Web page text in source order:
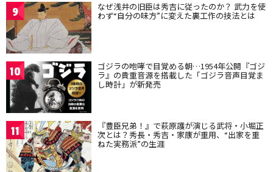
9 なぜ浅井の旧臣は秀吉に従ったのか？ 武力を使
わず“自分の味方”に変えた裏工作の技法とは
10 ゴジラの咆哮で目覚める朝…1954年公開『ゴジ
ラ』の貴重音源を搭載した「ゴジラ音声目覚ま
し時計」が新発売
11 『豊臣兄弟！』で萩原護が演じる武将・小堀正
次とは？秀長・秀吉・家康が重用、“出家を重
ねた実務派”の生涯